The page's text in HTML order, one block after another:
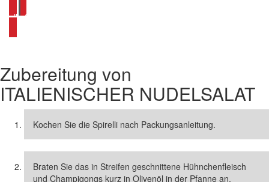
alle Salat Rezepte ansehen
Zubereitung von
ITALIENISCHER NUDELSALAT
Kochen Sie die Spirelli nach Packungsanleitung.
Braten Sie das in Streifen geschnittene Hühnchenfleisch
und Champigongs kurz in Olivenöl in der Pfanne an.